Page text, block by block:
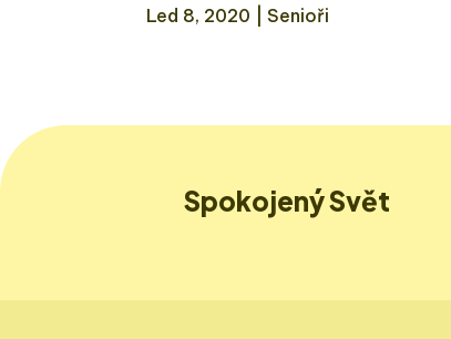
Led 8, 2020 | Senioři
Spokojený Svět